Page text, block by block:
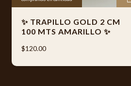
internacionales GS1 México
* Proceso de centrifugado y
excedentes de residuos textiles
más limpio y cómodo de trabajar
* Material textil flexible, resistente y
✨ TRAPILLO GOLD 2 CM
100 MTS AMARILLO ✨
$120.00